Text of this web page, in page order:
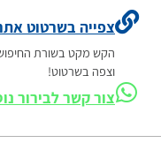
צפייה בשרטוט
הקש מקט בשורת
וצפה בשרטוט!
צור קשר לבירור